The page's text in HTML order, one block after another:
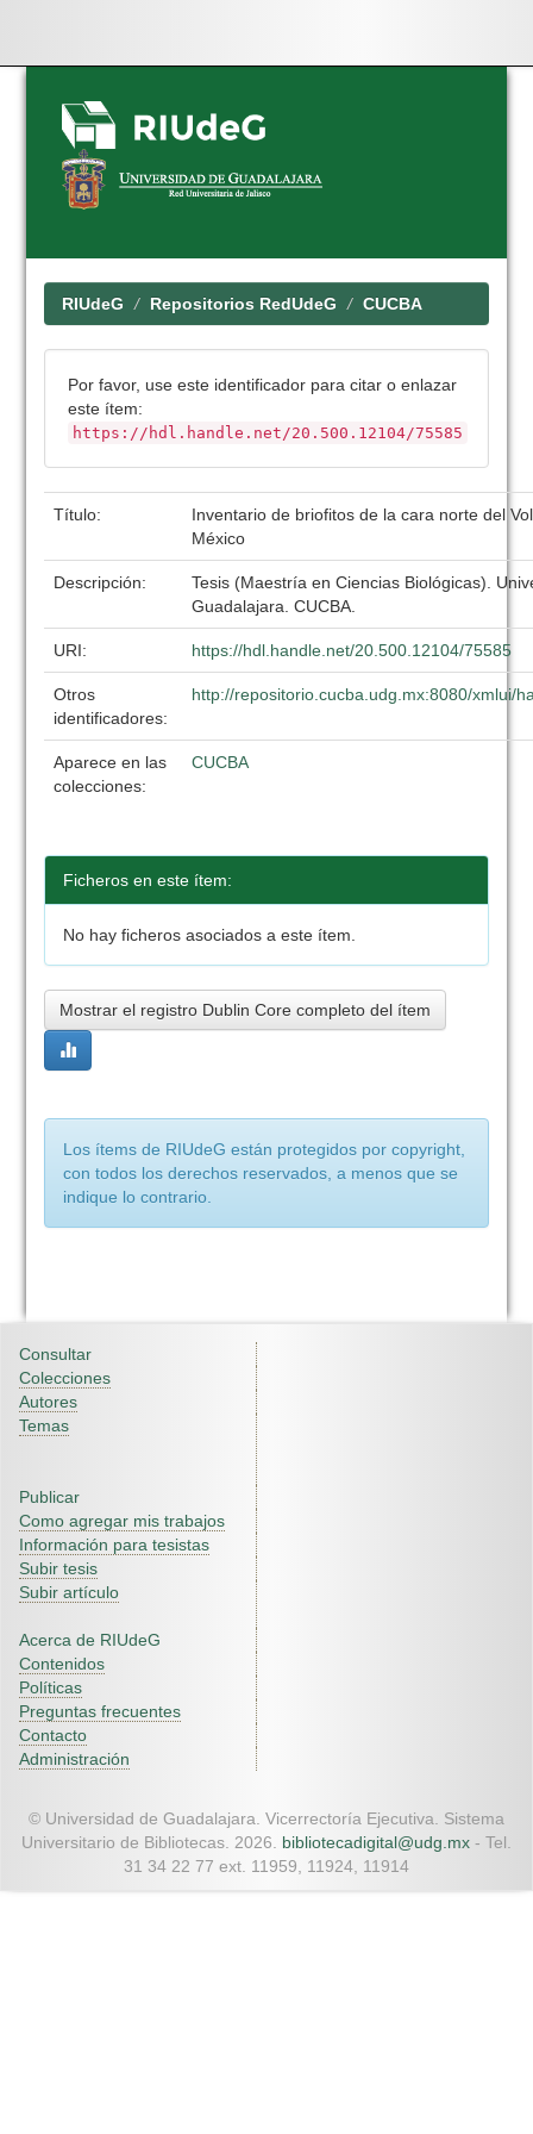
Skip
navigation
RIUdeG Repositorios RedUdeG CUCBA
Por favor, use este identificador para citar o enlazar
este ítem:
https://hdl.handle.net/20.500.12104/75585
Título:
Inventario de briofitos de la cara norte del
México
Descripción:
Tesis (Maestría en Ciencias Biológicas).
Guadalajara. CUCBA.
URI: https://hdl.handle.net/20.500.12104/75585
Otros
identificadores:
http://repositorio.cucba.udg.mx:8080/xmlui/
Aparece en las
colecciones:
CUCBA
Ficheros en este ítem:
No hay ficheros asociados a este ítem.
Mostrar el registro Dublin Core completo del ítem
Los ítems de RIUdeG están protegidos por copyright,
con todos los derechos reservados, a menos que se
indique lo contrario.
Consultar
Colecciones
Autores
Temas
Publicar
Como agregar mis trabajos
Información para tesistas
Subir tesis
Subir artículo
Acerca de RIUdeG
Contenidos
Políticas
Preguntas frecuentes
Contacto
Administración
© Universidad de Guadalajara. Vicerrectoría Ejecutiva. Sistema
Universitario de Bibliotecas. 2026. bibliotecadigital@udg.mx - Tel.
31 34 22 77 ext. 11959, 11924, 11914